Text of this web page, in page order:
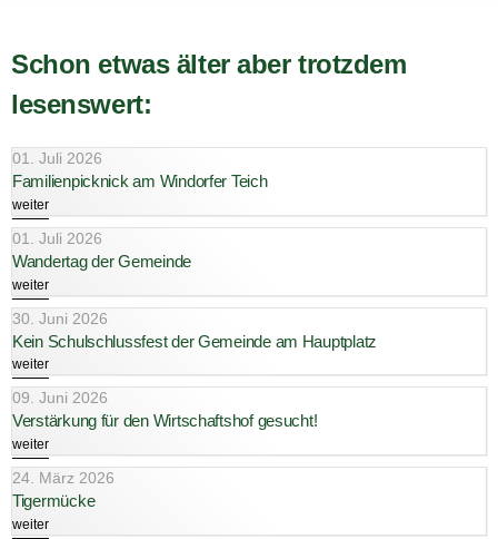
Schon etwas älter aber trotzdem
lesenswert:
01. Juli 2026
Familienpicknick am Windorfer Teich
weiter
01. Juli 2026
Wandertag der Gemeinde
weiter
30. Juni 2026
Kein Schulschlussfest der Gemeinde am Hauptplatz
weiter
09. Juni 2026
Verstärkung für den Wirtschaftshof gesucht!
weiter
24. März 2026
Tigermücke
weiter